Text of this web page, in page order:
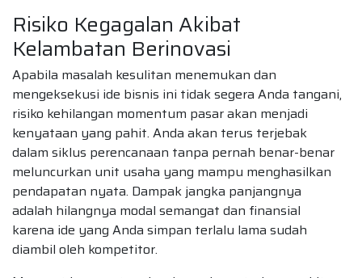
Risiko Kegagalan Akibat
Kelambatan Berinovasi
Apabila masalah kesulitan menemukan dan
mengeksekusi ide bisnis ini tidak segera Anda tangani,
risiko kehilangan momentum pasar akan menjadi
kenyataan yang pahit. Anda akan terus terjebak
dalam siklus perencanaan tanpa pernah benar-benar
meluncurkan unit usaha yang mampu menghasilkan
pendapatan nyata. Dampak jangka panjangnya
adalah hilangnya modal semangat dan finansial
karena ide yang Anda simpan terlalu lama sudah
diambil oleh kompetitor.